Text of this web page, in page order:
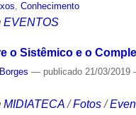
,Conhecimento
EVENTOS
o Sistêmico e o
— publicado 21/03/2019
MIDIATECA /Fotos /